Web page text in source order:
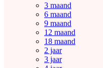
3 maand
6 maand
9 maand
12 maand
18 maand
2 jaar
3 jaar